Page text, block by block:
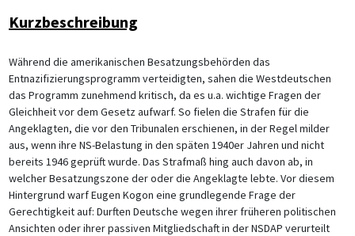
Kurzbeschreibung
Während die amerikanischen Besatzungsbehörden das
Entnazifizierungsprogramm verteidigten, sahen die Westdeutschen
das Programm zunehmend kritisch, da es u.a. wichtige Fragen der
Gleichheit vor dem Gesetz aufwarf. So fielen die Strafen für die
Angeklagten, die vor den Tribunalen erschienen, in der Regel milder
aus, wenn ihre NS-Belastung in den späten 1940er Jahren und nicht
bereits 1946 geprüft wurde. Das Strafmaß hing auch davon ab, in
welcher Besatzungszone der oder die Angeklagte lebte. Vor diesem
Hintergrund warf Eugen Kogon eine grundlegende Frage der
Gerechtigkeit auf: Durften Deutsche wegen ihrer früheren politischen
Ansichten oder ihrer passiven Mitgliedschaft in der NSDAP verurteilt